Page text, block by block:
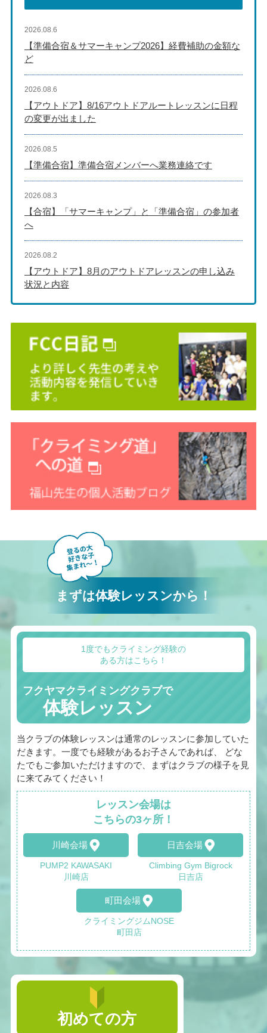
【準備合宿＆サマーキャンプ2026】経費補助の金額な
ど
2026.08.6
【アウトドア】8/16アウトドアルートレッスンに日程
の変更が出ました
2026.08.6
【準備合宿】準備合宿メンバーへ業務連絡です
2026.08.5
【合宿】「サマーキャンプ」と「準備合宿」の参加者
へ
2026.08.3
【アウトドア】8月のアウトドアレッスンの申し込み
状況と内容
2026.08.2
まずは体験レッスンから！
1度でもクライミング経験の
ある方はこちら！
フクヤマクライミングクラブで
体験レッスン
当クラブの体験レッスンは通常のレッスンに参加していた
だきます。一度でも経験があるお子さんであれば、 どな
たでもご参加いただけますので、まずはクラブの様子を見
に来てみてください！
レッスン会場は
こちらの3ヶ所！
川崎会場
PUMP2 KAWASAKI
川崎店
日吉会場
Climbing Gym Bigrock
日吉店
町田会場
クライミングジムNOSE
町田店
初めての方